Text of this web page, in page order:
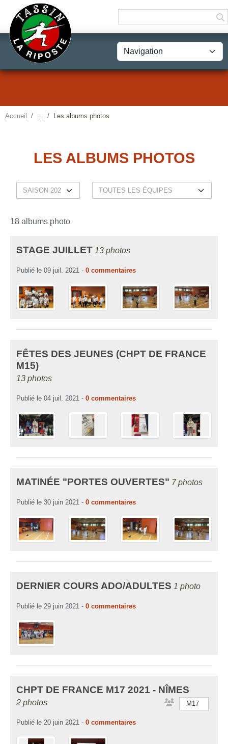
Accueil Les albums photos
LES ALBUMS PHOTOS
18 albums photo
STAGE JUILLET 13 photos
Publié le 09 juil. 2021 - 0 commentaires
FÊTES DES JEUNES (CHPT DE FRANCE
M15)
13 photos
Publié le 04 juil. 2021 - 0 commentaires
MATINÉE "PORTES OUVERTES" 7 photos
Publié le 30 juin 2021 - 0 commentaires
DERNIER COURS ADO/ADULTES 1 photo
Publié le 29 juin 2021 - 0 commentaires
CHPT DE FRANCE M17 2021 - NÎMES
2 photos M17
Publié le 20 juin 2021 - 0 commentaires
Panneau de gestion des cookies